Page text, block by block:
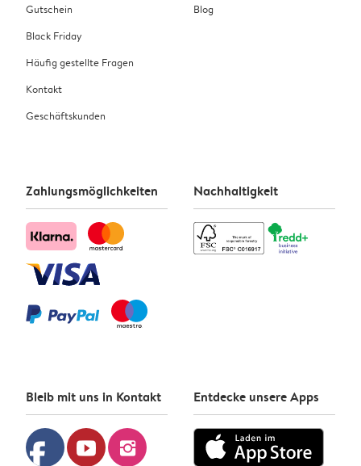
Gutschein
Black Friday
Häufig gestellte Fragen
Kontakt
Geschäftskunden
Blog
Zahlungsmöglichkeiten Nachhaltigkeit
Bleib mit uns in Kontakt
facebook youtube instagram
Entdecke unsere Apps